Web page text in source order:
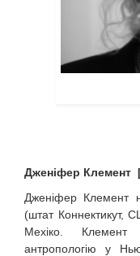
Дженіфер
Дженіфер Клемент
(штат Коннектикут,
Мехіко. Клемент
антропологію у